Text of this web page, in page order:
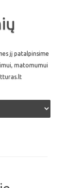
jį patalpinsime
matomumui